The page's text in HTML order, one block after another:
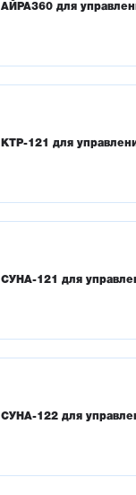
АЙРА360 для
КТР-121 для
СУНА-121 для
СУНА-122 для